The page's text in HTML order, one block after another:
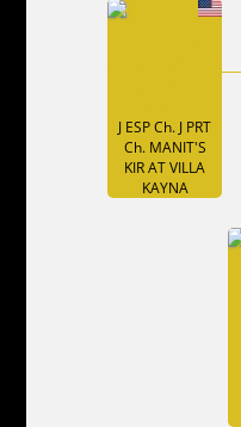
J ESP Ch. J PRT
Ch. MANIT'S
KIR AT VILLA
KAYNA